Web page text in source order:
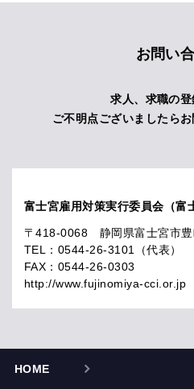
お問い
求人、求職の
ご不明点ございましたらお
富士宮雇用対策実行委員会（富
〒418-0068 静岡県富士宮市豊
TEL：0544-26-3101（代表）
FAX：0544-26-0303
http://www.fujinomiya-cci.or.jp
HOME